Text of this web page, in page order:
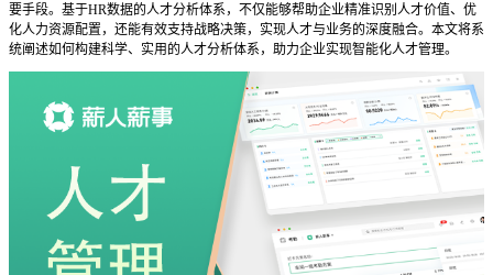
要手段。基于HR数据的人才分析体系，不仅能够帮助企业精准识别人才价值、优
化人力资源配置，还能有效支持战略决策，实现人才与业务的深度融合。本文将系
统阐述如何构建科学、实用的人才分析体系，助力企业实现智能化人才管理。